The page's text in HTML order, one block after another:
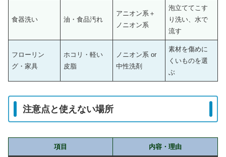
食器洗い 油・食品汚れ
アニオン系＋
ノニオン系
泡立ててこす
り洗い、水で
流す
フローリン
グ・家具
ホコリ・軽い
皮脂
ノニオン系 or
中性洗剤
素材を傷めに
くいものを選
ぶ
注意点と使えない場所
項目 内容・理由